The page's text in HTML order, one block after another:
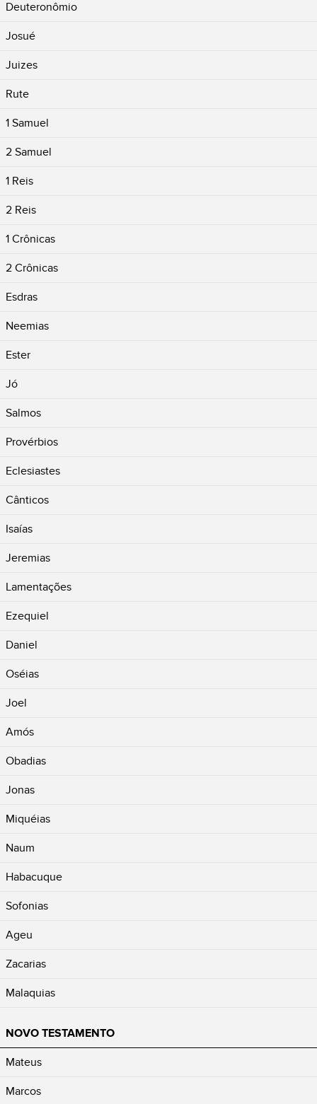
Deuteronômio
Josué
Juizes
Rute
1 Samuel
2 Samuel
1 Reis
2 Reis
1 Crônicas
2 Crônicas
Esdras
Neemias
Ester
Jó
Salmos
Provérbios
Eclesiastes
Cânticos
Isaías
Jeremias
Lamentações
Ezequiel
Daniel
Oséias
Joel
Amós
Obadias
Jonas
Miquéias
Naum
Habacuque
Sofonias
Ageu
Zacarias
Malaquias
NOVO TESTAMENTO
Mateus
Marcos